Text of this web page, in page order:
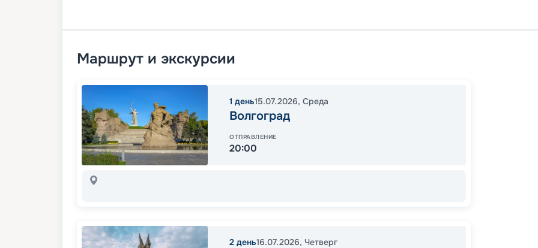
Маршрут и экскурсии
1 день15.07.2026, Среда
Волгоград
ОТПРАВЛЕНИЕ
20:00
2 день16.07.2026, Четверг